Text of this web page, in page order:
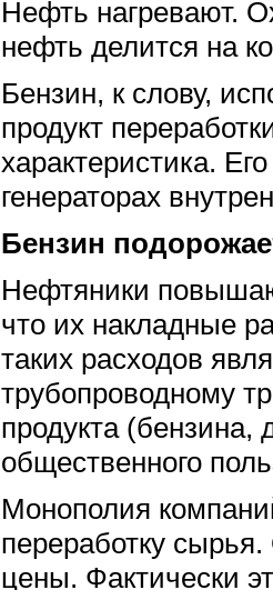
Нефть нагревают.
нефть делится на
Бензин, к слову,
продукт
характеристика.
генераторах
Бензин
Нефтяники
что их накладные
таких расходов
трубопроводному
продукта (бензина,
общественного
Монополия
переработку
цены. Фактически